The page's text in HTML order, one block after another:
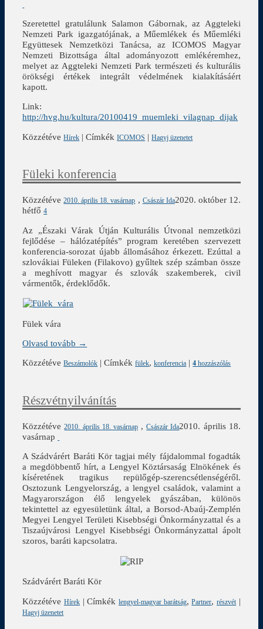
Szeretettel gratulálunk Salamon Gábornak, az Aggteleki
Nemzeti Park igazgatójának, a Műemlékek és Műemléki
Együttesek Nemzetközi Tanácsa, az ICOMOS Magyar
Nemzeti Bizottsága által adományozott emlékéremhez,
melyet az Aggteleki Nemzeti Park természeti és kulturális
örökségi értékek integrált védelmének kialakításáért
kapott.
Link:
http://hvg.hu/kultura/20100419_muemleki_vilagnap_dijak
Közzétéve Hírek |Címkék ICOMOS |Hagyj üzenetet
Füleki konferencia
Közzétéve2010. április 18. vasárnap , Császár Ida2020. október 12.
hétfő 4
Az „Északi Várak Útján Kulturális Útvonal nemzetközi
fejlődése – hálózatépítés” program keretében szervezett
konferencia-sorozat újabb állomásához érkezett. Ezúttal a
szlovákiai Füleken (Filakovo) gyűltek szép számban össze
a meghívott magyar és szlovák szakemberek, civil
vármentők, érdeklődők.
Fülek vára
Olvasd tovább →
Közzétéve Beszámolók |Címkék fülek,konferencia |4 hozzászólás
Részvétnyilvánítás
Közzétéve2010. április 18. vasárnap ,Császár Ida2010. április 18.
vasárnap
A Szádvárért Baráti Kör tagjai mély fájdalommal fogadták
a megdöbbentő hírt, a Lengyel Köztársaság Elnökének és
kíséretének tragikus repülőgép-szerencsétlenségéről.
Osztozunk Lengyelország, a lengyel családok, valamint a
Magyarországon élő lengyelek gyászában, különös
tekintettel az egyesületünk által, a Borsod-Abaúj-Zemplén
Megyei Lengyel Területi Kisebbségi Önkormányzattal és a
Tiszaújvárosi Lengyel Kisebbségi Önkormányzattal ápolt
szoros, baráti kapcsolatra.
Szádvárért Baráti Kör
Közzétéve Hírek|Címkék lengyel-magyar barátság,Partner,részvét |
Hagyj üzenetet